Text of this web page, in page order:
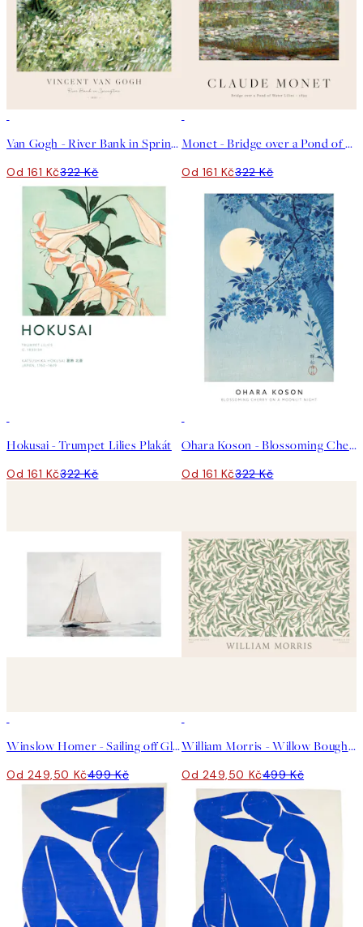
Van Gogh - River Bank in Springtime Plakát
Od 161 Kč322 Kč
Monet - Bridge over a Pond of Water Lilies Plakát
Od 161 Kč322 Kč
Hokusai - Trumpet Lilies Plakát
Od 161 Kč322 Kč
Ohara Koson - Blossoming Cherry on a Moonlit Night Plakát
Od 161 Kč322 Kč
Winslow Homer - Sailing off Gloucester Plakát
Od 249,50 Kč499 Kč
William Morris - Willow Bough Landscape Plakát
Od 249,50 Kč499 Kč